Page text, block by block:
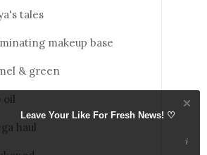
tales
makeup base
& green
oil
haul
Leave Your Like For Fresh News! ♡